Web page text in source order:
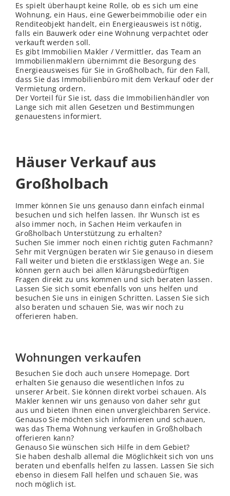
Es spielt überhaupt keine Rolle, ob es sich um eine
Wohnung, ein Haus, eine Gewerbeimmobilie oder ein
Renditeobjekt handelt, ein Energieausweis ist nötig,
falls ein Bauwerk oder eine Wohnung verpachtet oder
verkauft werden soll.
Es gibt Immobilien Makler / Vermittler, das Team an
Immobilienmaklern übernimmt die Besorgung des
Energieausweises für Sie in Großholbach, für den Fall,
dass Sie das Immobilienbüro mit dem Verkauf oder der
Vermietung ordern.
Der Vorteil für Sie ist, dass die Immobilienhändler von
Lange sich mit allen Gesetzen und Bestimmungen
genauestens informiert.
Häuser Verkauf aus
Großholbach
Immer können Sie uns genauso dann einfach einmal
besuchen und sich helfen lassen. Ihr Wunsch ist es
also immer noch, in Sachen Heim verkaufen in
Großholbach Unterstützung zu erhalten?
Suchen Sie immer noch einen richtig guten Fachmann?
Sehr mit Vergnügen beraten wir Sie genauso in diesem
Fall weiter und bieten die erstklassigen Wege an. Sie
können gern auch bei allen klärungsbedürftigen
Fragen direkt zu uns kommen und sich beraten lassen.
Lassen Sie sich somit ebenfalls von uns helfen und
besuchen Sie uns in einigen Schritten. Lassen Sie sich
also beraten und schauen Sie, was wir noch zu
offerieren haben.
Wohnungen verkaufen
Besuchen Sie doch auch unsere Homepage. Dort
erhalten Sie genauso die wesentlichen Infos zu
unserer Arbeit. Sie können direkt vorbei schauen. Als
Makler kennen wir uns genauso von daher sehr gut
aus und bieten Ihnen einen unvergleichbaren Service.
Genauso Sie möchten sich informieren und schauen,
was das Thema Wohnung verkaufen in Großholbach
offerieren kann?
Genauso Sie wünschen sich Hilfe in dem Gebiet?
Sie haben deshalb allemal die Möglichkeit sich von uns
beraten und ebenfalls helfen zu lassen. Lassen Sie sich
ebenso in diesem Fall helfen und schauen Sie, was
noch möglich ist.